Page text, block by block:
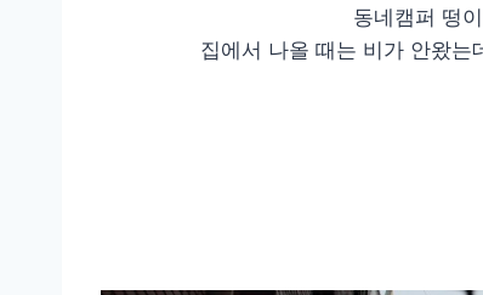
동네캠퍼 떵
집에서 나올 때는 비가 안왔는